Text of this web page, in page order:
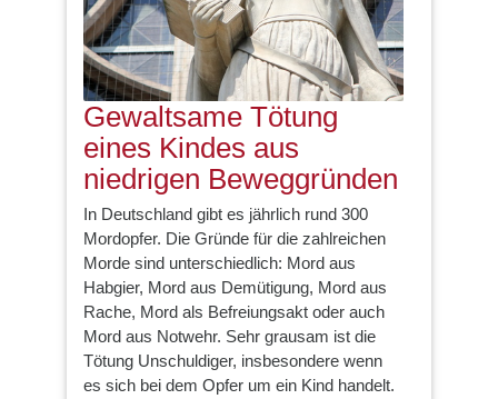
Gewaltsame Tötung
eines Kindes aus
niedrigen Beweggründen
In Deutschland gibt es jährlich rund 300
Mordopfer. Die Gründe für die zahlreichen
Morde sind unterschiedlich: Mord aus
Habgier, Mord aus Demütigung, Mord aus
Rache, Mord als Befreiungsakt oder auch
Mord aus Notwehr. Sehr grausam ist die
Tötung Unschuldiger, insbesondere wenn
es sich bei dem Opfer um ein Kind handelt.